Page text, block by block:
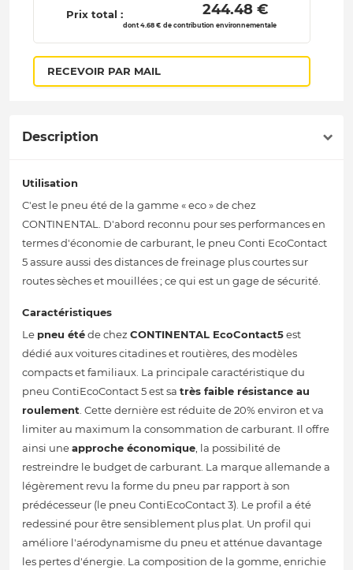
Prix total : 244.48 €
dont 4.68 € de contribution environnementale
RECEVOIR PAR MAIL
Description
Utilisation
C'est le pneu été de la gamme « eco » de chez
CONTINENTAL. D'abord reconnu pour ses performances en
termes d'économie de carburant, le pneu Conti EcoContact
5 assure aussi des distances de freinage plus courtes sur
routes sèches et mouillées ; ce qui est un gage de sécurité.
Caractéristiques
Le pneu étéde chez CONTINENTAL EcoContact5est
dédié aux voitures citadines et routières, des modèles
compacts et familiaux. La principale caractéristique du
pneu ContiEcoContact 5 est sa très faible résistance au
roulement. Cette dernière est réduite de 20% environ et va
limiter au maximum la consommation de carburant. Il offre
ainsi uneapproche économique, la possibilité de
restreindre le budget de carburant. La marque allemande a
légèrement revu la forme du pneu par rapport à son
prédécesseur (le pneu ContiEcoContact 3). Le profil a été
redessiné pour être sensiblement plus plat. Un profil qui
améliore l'aérodynamisme du pneu et atténue davantage
les pertes d'énergie. La composition de la gomme, enrichie